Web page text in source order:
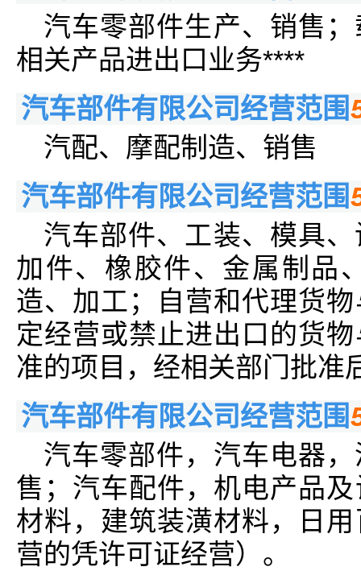
汽车零部件生产、销售
相关产品进出口业务****
汽车部件有限公司经营范围
汽配、摩配制造、销售
汽车部件有限公司经营范围
汽车部件、工装、模具
加件、橡胶件、金属制品
造、加工；自营和代理货
定经营或禁止进出口的货
准的项目，经相关部门批准
汽车部件有限公司经营范围
汽车零部件，汽车电器
售；汽车配件，机电产品
材料，建筑装潢材料，日
营的凭许可证经营）。